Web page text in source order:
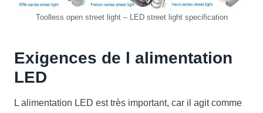
Toolless open street light – LED street light specification
Exigences de l alimentation
LED
L alimentation LED est très important, car il agit comme